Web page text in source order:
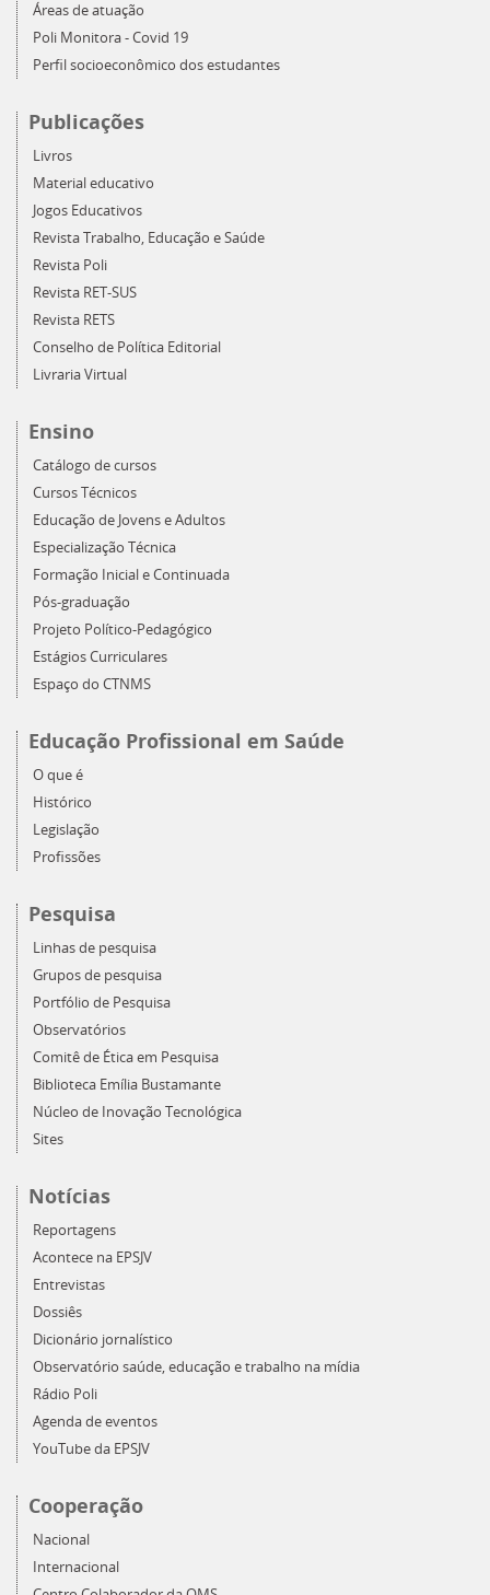
Áreas de atuação
Poli Monitora - Covid 19
Perfil socioeconômico dos estudantes
Publicações
Livros
Material educativo
Jogos Educativos
Revista Trabalho, Educação e Saúde
Revista Poli
Revista RET-SUS
Revista RETS
Conselho de Política Editorial
Livraria Virtual
Ensino
Catálogo de cursos
Cursos Técnicos
Educação de Jovens e Adultos
Especialização Técnica
Formação Inicial e Continuada
Pós-graduação
Projeto Político-Pedagógico
Estágios Curriculares
Espaço do CTNMS
Educação Profissional em Saúde
O que é
Histórico
Legislação
Profissões
Pesquisa
Linhas de pesquisa
Grupos de pesquisa
Portfólio de Pesquisa
Observatórios
Comitê de Ética em Pesquisa
Biblioteca Emília Bustamante
Núcleo de Inovação Tecnológica
Sites
Notícias
Reportagens
Acontece na EPSJV
Entrevistas
Dossiês
Dicionário jornalístico
Observatório saúde, educação e trabalho na mídia
Rádio Poli
Agenda de eventos
YouTube da EPSJV
Cooperação
Nacional
Internacional